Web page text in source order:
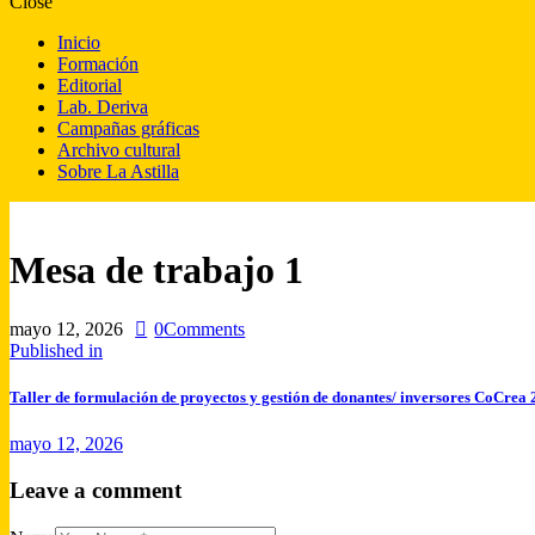
Inicio
Formación
Editorial
Lab. Deriva
Campañas gráficas
Archivo cultural
Sobre La Astilla
Mesa de trabajo 1
mayo 12, 2026 0Comments
Published in
Taller de formulación de proyectos y gestión de donantes/ inversores CoCrea
mayo 12, 2026
Leave a comment